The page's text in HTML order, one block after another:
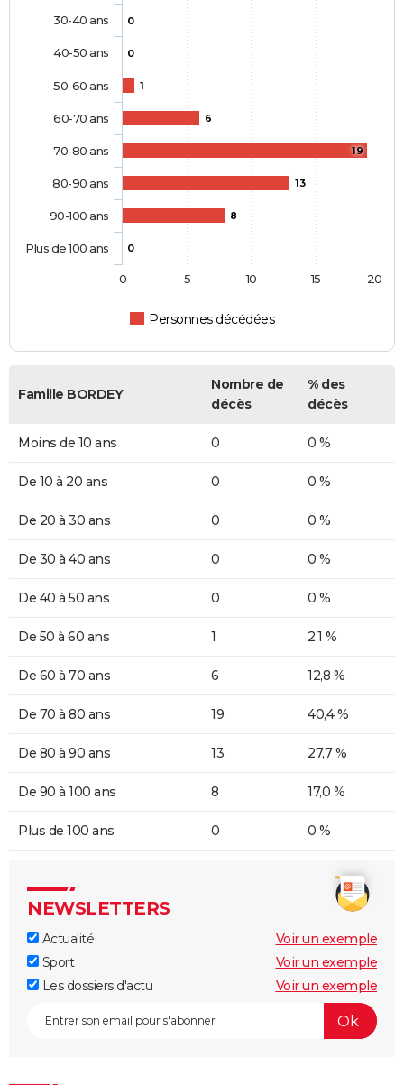
0
0
1
6
19
13
8
0
Personnes décédées
30-40 ans
40-50 ans
50-60 ans
60-70 ans
70-80 ans
80-90 ans
90-100 ans
Plus de 100 ans
0 5 10 15 20
Famille BORDEY
Nombre de
décès
% des
décès
Moins de 10 ans 0 0 %
De 10 à 20 ans 0 0 %
De 20 à 30 ans 0 0 %
De 30 à 40 ans 0 0 %
De 40 à 50 ans 0 0 %
De 50 à 60 ans 1 2,1 %
De 60 à 70 ans 6 12,8 %
De 70 à 80 ans 19 40,4 %
De 80 à 90 ans 13 27,7 %
De 90 à 100 ans 8 17,0 %
Plus de 100 ans 0 0 %
NEWSLETTERS
Actualité
Voir un exemple
Sport
Voir un exemple
Les dossiers d'actu
Voir un exemple